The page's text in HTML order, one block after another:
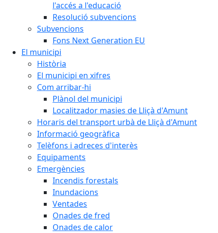
l'accés a l'educació
Resolució subvencions
Subvencions
Fons Next Generation EU
El municipi
Història
El municipi en xifres
Com arribar-hi
Plànol del municipi
Localitzador masies de Lliçà d'Amunt
Horaris del transport urbà de Lliçà d'Amunt
Informació geogràfica
Telèfons i adreces d'interès
Equipaments
Emergències
Incendis forestals
Inundacions
Ventades
Onades de fred
Onades de calor